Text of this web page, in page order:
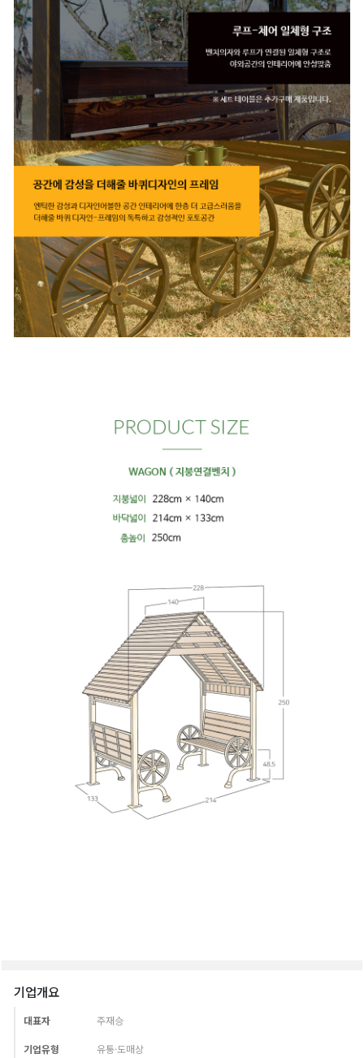
기업개요
대표자 주재승
기업유형 유통·도매상